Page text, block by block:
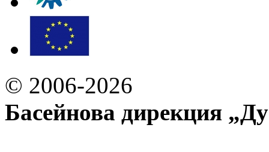
© 2006-2026
Басейнова дирекция